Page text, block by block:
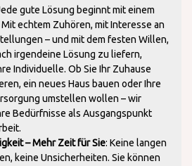
gute Lösung beginnt mit einem
Mit echtem Zuhören, mit Interesse an
– und mit dem festen Willen,
irgendeine Lösung zu liefern,
Individuelle. Ob Sie Ihr Zuhause
ein neues Haus bauen oder Ihre
umstellen wollen – wir
Bedürfnisse als Ausgangspunkt
– Mehr Zeit für Sie: Keine langen
keine Unsicherheiten. Sie können